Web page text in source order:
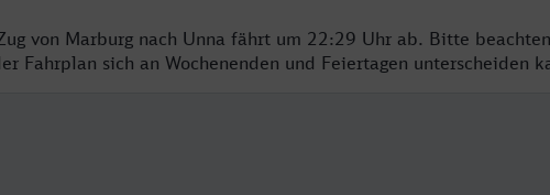
von Marburg nach Unna fährt um 22:29 Uhr ab. Bitte
Fahrplan sich an Wochenenden und Feiertagen unterscheiden